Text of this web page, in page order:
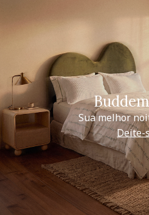
Sua melhor
Deite-